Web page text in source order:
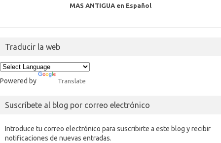
MAS ANTIGUA en Español
Traducir la web
Powered by Translate
Suscríbete al blog por correo electrónico
Introduce tu correo electrónico para suscribirte a este blog y recibir
notificaciones de nuevas entradas.